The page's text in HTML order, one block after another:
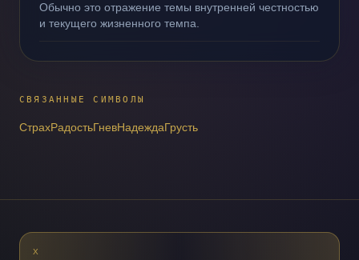
Обычно это отражение темы внутренней честностью
и текущего жизненного темпа.
СВЯЗАННЫЕ СИМВОЛЫ
СтрахРадостьГневНадеждаГрусть
X